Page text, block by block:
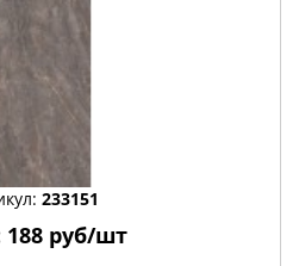
233151
188 руб/шт